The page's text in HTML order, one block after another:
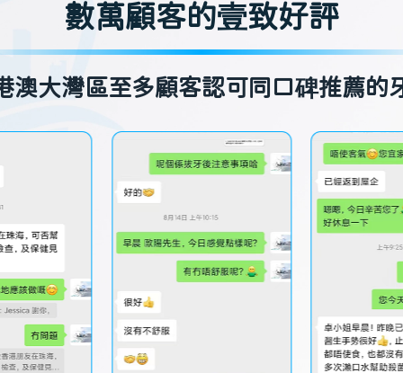
數萬顧客的壹致好評
澳大灣區至多顧客認可同口碑推薦的